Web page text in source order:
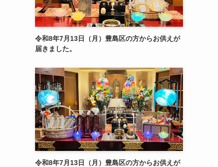
令和8年7月13日（月）豊島区の方からお供えが
届きました。
令和8年7月13日（月）豊島区の方からお供えが